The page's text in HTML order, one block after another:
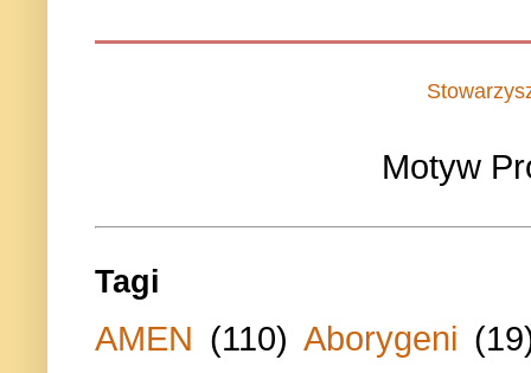
Motyw
Tagi
AMEN (110) Aborygeni